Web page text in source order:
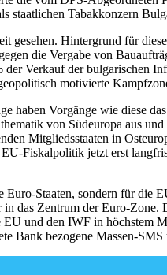
staatlichen Tabakkonzern
Hintergrund für
die Vergabe von
Verkauf der bulgarischen
motivierte
haben Vorgänge wie diese
von Südeuropa aus
Mitgliedsstaaten in
Fiskalpolitik jetzt erst
Staaten, sondern für die
das Zentrum der Euro-
und den IWF in höchstem
Bank bezogene Massen-